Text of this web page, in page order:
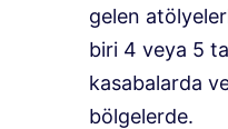
gelen
biri 4 veya 5
kasabalarda
bölgelerde.